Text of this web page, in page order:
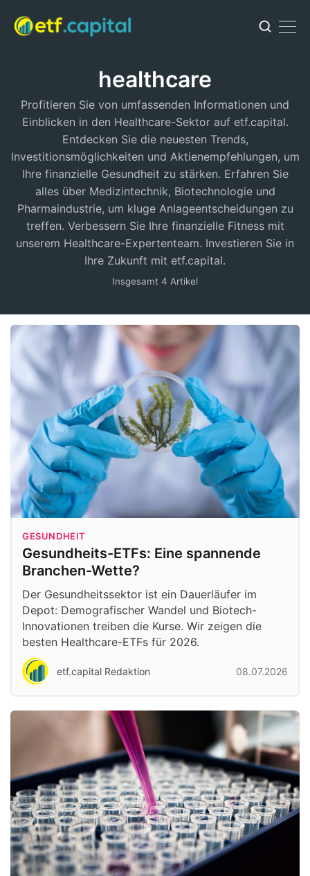
healthcare
Profitieren Sie von umfassenden Informationen und
Einblicken in den Healthcare-Sektor auf etf.capital.
Entdecken Sie die neuesten Trends,
Investitionsmöglichkeiten und Aktienempfehlungen, um
Ihre finanzielle Gesundheit zu stärken. Erfahren Sie
alles über Medizintechnik, Biotechnologie und
Pharmaindustrie, um kluge Anlageentscheidungen zu
treffen. Verbessern Sie Ihre finanzielle Fitness mit
unserem Healthcare-Expertenteam. Investieren Sie in
Ihre Zukunft mit etf.capital.
Insgesamt 4 Artikel
GESUNDHEIT
Gesundheits-ETFs: Eine spannende
Branchen-Wette?
Der Gesundheitssektor ist ein Dauerläufer im
Depot: Demografischer Wandel und Biotech-
Innovationen treiben die Kurse. Wir zeigen die
besten Healthcare-ETFs für 2026.
etf.capital Redaktion 08.07.2026